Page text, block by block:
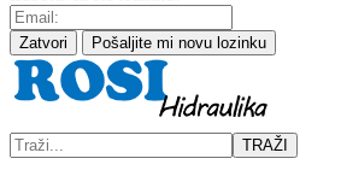
Zatvori Pošaljite mi novu lozinku
TRAŽI